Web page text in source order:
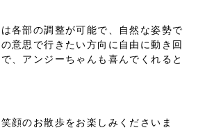
各部の調整が可能で、自然な姿勢で
意思で行きたい方向に自由に動き回
、アンジーちゃんも喜んでくれると
顔のお散歩をお楽しみくださいま